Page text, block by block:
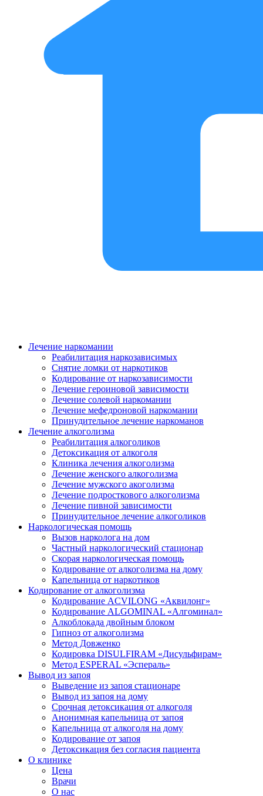
Лечение наркомании
Реабилитация наркозависимых
Снятие ломки от наркотиков
Кодирование от наркозависимости
Лечение героиновой зависимости
Лечение солевой наркомании
Лечение мефедроновой наркомании
Принудительное лечение наркоманов
Лечение алкоголизма
Реабилитация алкоголиков
Детоксикация от алкоголя
Клиника лечения алкоголизма
Лечение женского алкоголизма
Лечение мужского акоголизма
Лечение подросткового алкоголизма
Лечение пивной зависимости
Принудительное лечение алкоголиков
Наркологическая помощь
Вызов нарколога на дом
Частный наркологический стационар
Скорая наркологическая помощь
Кодирование от алкоголизма на дому
Капельница от наркотиков
Кодирование от алкоголизма
Кодирование ACVILONG «Аквилонг»
Кодирование ALGOMINAL «Алгоминал»
Алкоблокада двойным блоком
Гипноз от алкоголизма
Метод Довженко
Кодировка DISULFIRAM «Дисульфирам»
Метод ESPERAL «Эспераль»
Вывод из запоя
Выведение из запоя стационаре
Вывод из запоя на дому
Срочная детоксикация от алкоголя
Анонимная капельница от запоя
Капельница от алкоголя на дому
Кодирование от запоя
Детоксикация без согласия пациента
О клинике
Цена
Врачи
О нас